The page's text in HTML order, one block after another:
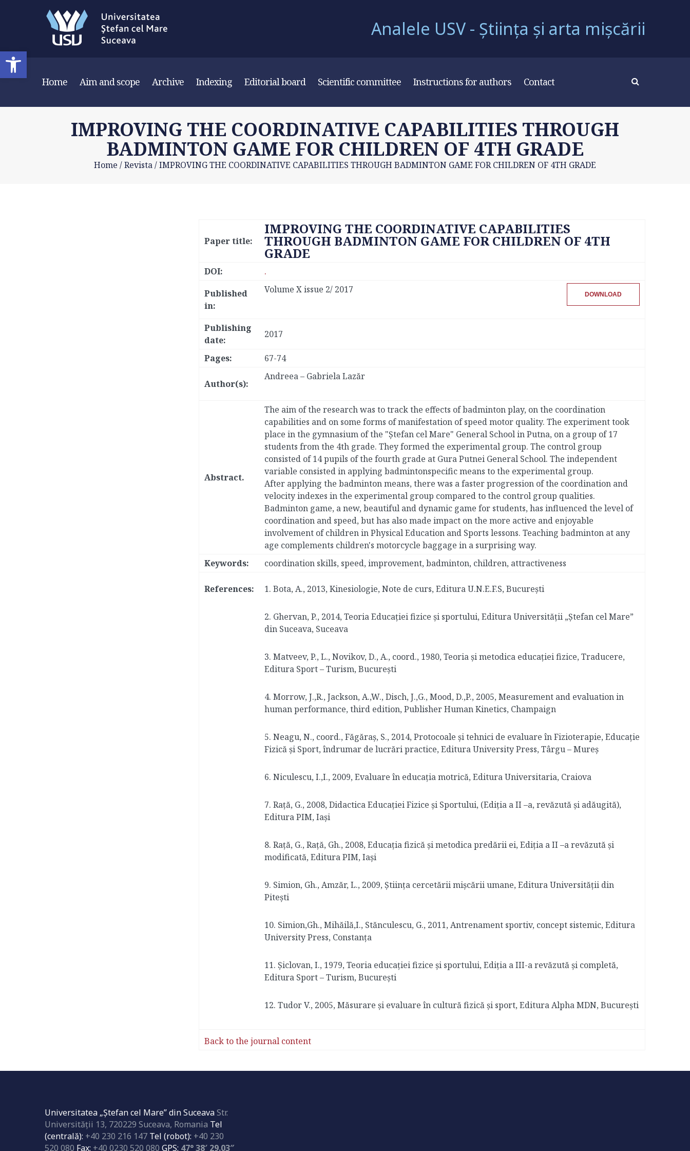
Deschide bara de unelte
Analele USV - Știința și arta mișcării
Home Aim and scope Archive Indexing Editorial board Scientific committee Instructions for authors Contact
IMPROVING THE COORDINATIVE CAPABILITIES THROUGH
BADMINTON GAME FOR CHILDREN OF 4TH GRADE
Home /Revista/IMPROVING THE COORDINATIVE CAPABILITIES THROUGH BADMINTON GAME FOR CHILDREN OF 4TH GRADE
Paper title:
IMPROVING THE COORDINATIVE CAPABILITIES
THROUGH BADMINTON GAME FOR CHILDREN OF 4TH
GRADE
DOI:
.
Published
in:
Volume X issue 2/ 2017 DOWNLOAD
Publishing
date:
2017
Pages: 67-74
Author(s):
Andreea – Gabriela Lazăr
Abstract.
The aim of the research was to track the effects of badminton play, on the coordination
capabilities and on some forms of manifestation of speed motor quality. The experiment took
place in the gymnasium of the "Ştefan cel Mare" General School in Putna, on a group of 17
students from the 4th grade. They formed the experimental group. The control group
consisted of 14 pupils of the fourth grade at Gura Putnei General School. The independent
variable consisted in applying badmintonspecific means to the experimental group.
After applying the badminton means, there was a faster progression of the coordination and
velocity indexes in the experimental group compared to the control group qualities.
Badminton game, a new, beautiful and dynamic game for students, has influenced the level of
coordination and speed, but has also made impact on the more active and enjoyable
involvement of children in Physical Education and Sports lessons. Teaching badminton at any
age complements children's motorcycle baggage in a surprising way.
Keywords:
coordination skills, speed, improvement, badminton, children, attractiveness
References: 1. Bota, A., 2013, Kinesiologie, Note de curs, Editura U.N.E.F.S, București
2. Ghervan, P., 2014, Teoria Educației fizice și sportului, Editura Universității „Ștefan cel Mare”
din Suceava, Suceava
3. Matveev, P., L., Novikov, D., A., coord., 1980, Teoria și metodica educației fizice, Traducere,
Editura Sport – Turism, București
4. Morrow, J.,R., Jackson, A.,W., Disch, J.,G., Mood, D.,P., 2005, Measurement and evaluation in
human performance, third edition, Publisher Human Kinetics, Champaign
5. Neagu, N., coord., Făgăraș, S., 2014, Protocoale și tehnici de evaluare în Fizioterapie, Educație
Fizică și Sport, îndrumar de lucrări practice, Editura University Press, Târgu – Mureș
6. Niculescu, I.,I., 2009, Evaluare în educația motrică, Editura Universitaria, Craiova
7. Rață, G., 2008, Didactica Educației Fizice și Sportului, (Ediția a II –a, revăzută și adăugită),
Editura PIM, Iași
8. Rață, G., Rață, Gh., 2008, Educația fizică și metodica predării ei, Ediția a II –a revăzută și
modificată, Editura PIM, Iași
9. Simion, Gh., Amzăr, L., 2009, Știința cercetării mișcării umane, Editura Universității din
Pitești
10. Simion,Gh., Mihăilă,I., Stănculescu, G., 2011, Antrenament sportiv, concept sistemic, Editura
University Press, Constanța
11. Șiclovan, I., 1979, Teoria educației fizice și sportului, Ediția a III-a revăzută și completă,
Editura Sport – Turism, București
12. Tudor V., 2005, Măsurare și evaluare în cultură fizică și sport, Editura Alpha MDN, București
Back to the journal content
Universitatea „Ştefan cel Mare” din SuceavaStr.
Universităţii 13, 720229 Suceava, Romania Tel
(centrală): +40 230 216 147 Tel (robot): +40 230
520 080 Fax: +40 0230 520 080 GPS: 47° 38′ 29.03″